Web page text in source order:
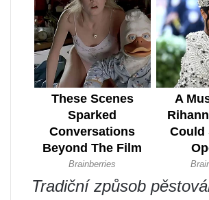
Tradiční způsob